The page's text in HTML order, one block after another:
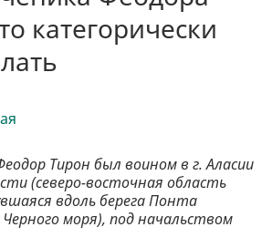
категорически
Тирон был воином в г. Аласии
(северо-восточная область
вдоль берега Понта
Черного моря), под начальством